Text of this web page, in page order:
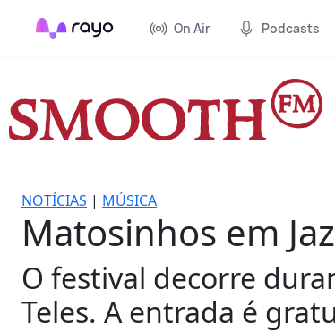
On Air Podcasts
NOTÍCIAS | MÚSICA
Matosinhos em
O festival decorre
Teles. A entrada é